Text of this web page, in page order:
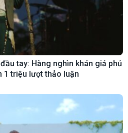
tay: Hàng nghìn khán giả phủ
1 triệu lượt thảo luận